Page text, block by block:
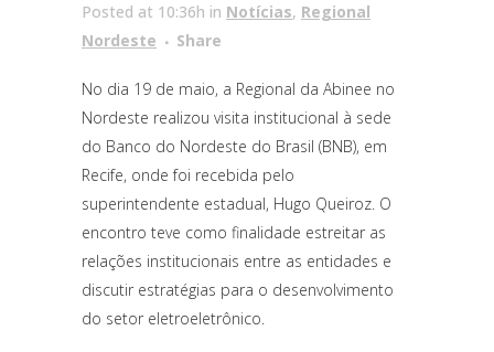
Posted at 10:36h in Notícias, Regional
Nordeste
Share
No dia 19 de maio, a Regional da Abinee no
Nordeste realizou visita institucional à sede
do Banco do Nordeste do Brasil (BNB), em
Recife, onde foi recebida pelo
superintendente estadual, Hugo Queiroz. O
encontro teve como finalidade estreitar as
relações institucionais entre as entidades e
discutir estratégias para o desenvolvimento
do setor eletroeletrônico.